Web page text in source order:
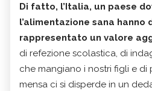
Di fatto, l’Italia, un paese
l’alimentazione sana hanno
rappresentato un valore
di refezione scolastica, di
che mangiano i nostri figli e
mensa ci si disperde in un